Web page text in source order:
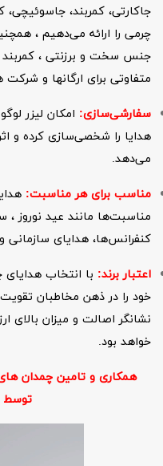
جاکارتی، کمربند،
چرمی را ارائه می‌دهیم ،
جنس سخت و برزنتی ،
متفاوتی برای ارگانها و شرکت
سفارشی‌سازی: امکان لیزر
هدایا را شخصی‌سازی کرده و
می‌دهد.
مناسب برای هر مناسبت:
مناسبت‌ها مانند عید نوروز
کنفرانس‌ها، هدایای
اعتبار برند: با انتخاب هدایای
خود را در ذهن مخاطبان
نشانگر اصالت و میزان بالای
خواهد بود.
همکاری و تامین چمدان
توسط